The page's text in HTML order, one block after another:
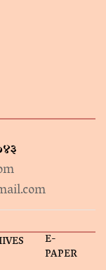
E-
PAPER